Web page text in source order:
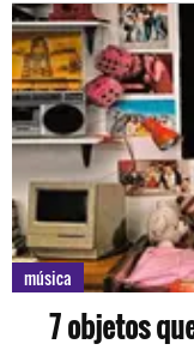
música
7 objetos